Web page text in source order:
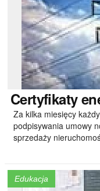
Certyfikaty
Za kilka miesięcy
podpisywania umowy
sprzedaży
Edukacja